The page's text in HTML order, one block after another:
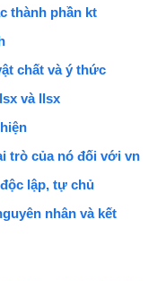
thành phần kt
chất và ý thức
và llsx
trò của nó đối với vn
lập, tự chủ
nhân và kết